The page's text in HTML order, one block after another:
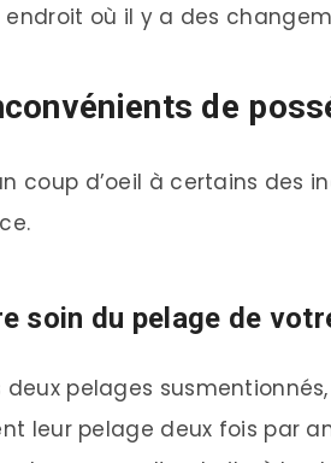
endroit où il y a des
de
coup d’oeil à certains des
soin du pelage de
deux pelages
leur pelage deux fois par